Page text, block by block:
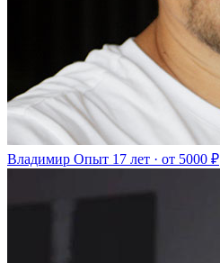
Владимир Опыт 17 лет · от 5000 ₽